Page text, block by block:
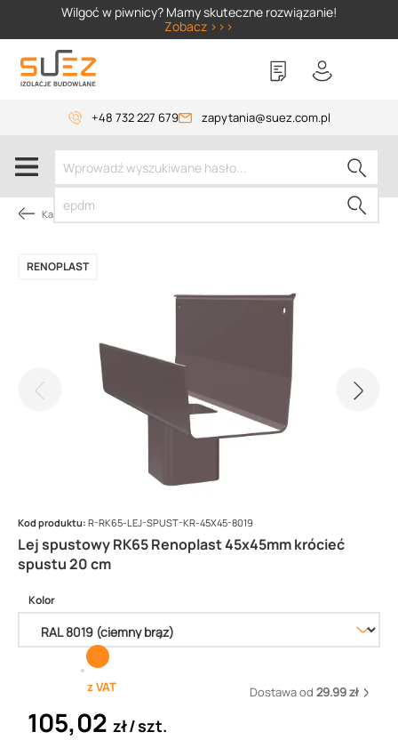
Wilgoć w piwnicy? Mamy skuteczne rozwiązanie!
Zobacz >>>
+48 732 227 679 zapytania@suez.com.pl
Kategorie produktów
Lej spustowy RK65 Renoplast 45x45mm krócieć
spustu 20 cm
RENOPLAST
Kod produktu: R-RK65-LEJ-SPUST-KR-45X45-8019
Kolor
z VAT Dostawa od 29.99 zł
105,02 zł szt.